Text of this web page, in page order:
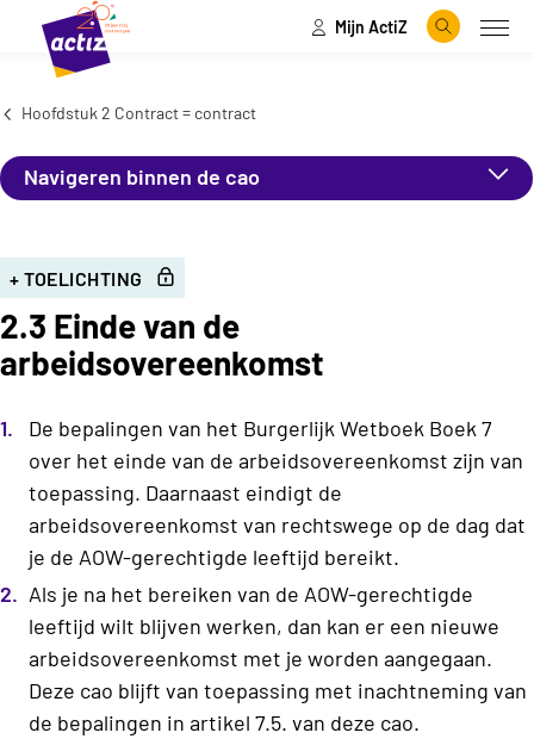
Naar hoofdinhoud
Naar menu Mijn ActiZ
Zoeken
Hoofdstuk 2 Contract = contract
Navigeren binnen de cao
2.3 Einde van de
arbeidsovereenkomst
+ TOELICHTING
De bepalingen van het Burgerlijk Wetboek Boek 7
over het einde van de arbeidsovereenkomst zijn van
toepassing. Daarnaast eindigt de
arbeidsovereenkomst van rechtswege op de dag dat
je de AOW-gerechtigde leeftijd bereikt.
Als je na het bereiken van de AOW-gerechtigde
leeftijd wilt blijven werken, dan kan er een nieuwe
arbeidsovereenkomst met je worden aangegaan.
Deze cao blijft van toepassing met inachtneming van
de bepalingen in artikel 7.5. van deze cao.